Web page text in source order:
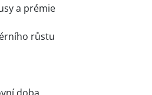
a prémie
růstu